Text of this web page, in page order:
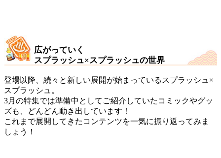
広がっていく
スプラッシュ×スプラッシュの世界
登場以降、続々と新しい展開が始まっているスプラッシュ×
スプラッシュ。
3月の特集では準備中としてご紹介していたコミックやグッ
ズも、どんどん動き出しています！
これまで展開してきたコンテンツを一気に振り返ってみま
しょう！